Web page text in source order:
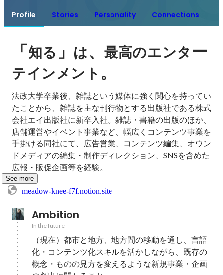
Profile Stories Personality Connections
「知る」 は、最高のエンター
テインメント 。
法政大学卒業後、雑誌という媒体に強く関心を持ってい
たことから、雑誌を主な刊行物とする出版社である株式
会社エイ出版社に新卒入社。雑誌・書籍の出版のほか、
店舗運営やイベント事業など、幅広くコンテンツ事業を
手掛ける同社にて、広告営業、コンテンツ編集、オウン
ドメディアの編集・制作ディレクション、SNSを含めた
広報・販促企画等を経験。
See more
meadow-knee-f7f.notion.site
Ambition
In the future
（現在）都市と地方、地方間の移動を通し、言語
化・コンテンツ化スキルを活かしながら、既存の
概念・ものの見方を変えるような新規事業・企画